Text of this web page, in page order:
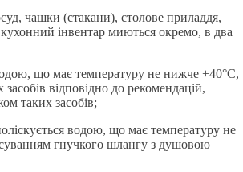
чашки (стакани), столове приладдя,
кухонний інвентар миються окремо, в два
що має температуру не нижче +40°С,
відповідно до рекомендацій,
таких засобів;
водою, що має температуру не
гнучкого шлангу з душовою